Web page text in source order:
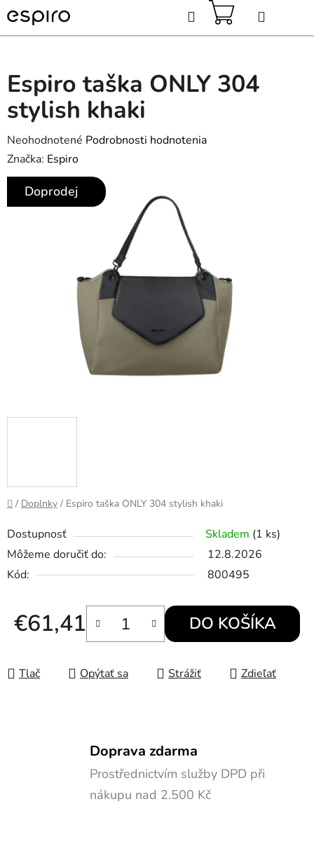
Prejsť
na
obsah
Hľadať
KOŠÍK
Domov
/ Doplnky / Espiro taška ONLY 304 stylish khaki
Dostupnosť Skladem (1 ks)
Môžeme doručiť do:
12.8.2026
Kód:
800495
€61,41
Jednotková cena:
DO KOŠÍKA
Tlač Opýtať sa Strážiť Zdieľať
Espiro taška ONLY 304
stylish khaki
Priemerné
hodnotenie
produktu
Neohodnotené Podrobnosti hodnotenia
Značka: Espiro
Doprodej
Doprava zdarma
Prostřednictvím služby DPD při
nákupu nad 2.500 Kč